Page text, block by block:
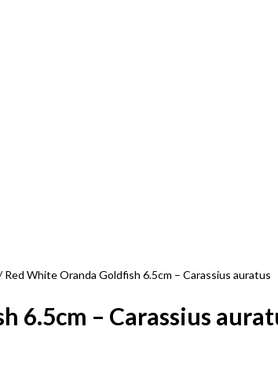
Red White Oranda Goldfish 6.5cm – Carassius auratus
6.5cm – Carassius